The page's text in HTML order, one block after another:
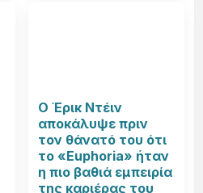
Ο Έρικ Ντέιν
αποκάλυψε πριν
τον θάνατό του ότι
το «Euphoria» ήταν
η πιο βαθιά εμπειρία
της καριέρας του